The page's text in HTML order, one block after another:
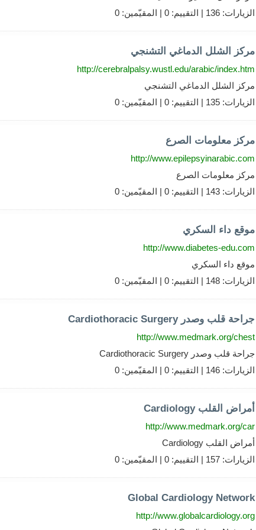
الزيارات: 136 | التقييم: 0 | المقيّمين: 0
مركز الشلل الدماغي التشنجي
http://cerebralpalsy.wustl.edu/arabic/index.htm
مركز الشلل الدماغي التشنجي
الزيارات: 135 | التقييم: 0 | المقيّمين: 0
مركز معلومات الصرع
http://www.epilepsyinarabic.com
مركز معلومات الصرع
الزيارات: 143 | التقييم: 0 | المقيّمين: 0
موقع داء السكري
http://www.diabetes-edu.com
موقع داء السكري
الزيارات: 148 | التقييم: 0 | المقيّمين: 0
جراحة قلب وصدر Cardiothoracic Surgery
http://www.medmark.org/chest
جراحة قلب وصدر Cardiothoracic Surgery
الزيارات: 146 | التقييم: 0 | المقيّمين: 0
أمراض القلب Cardiology
http://www.medmark.org/car
أمراض القلب Cardiology
الزيارات: 157 | التقييم: 0 | المقيّمين: 0
Global Cardiology Network
http://www.globalcardiology.org